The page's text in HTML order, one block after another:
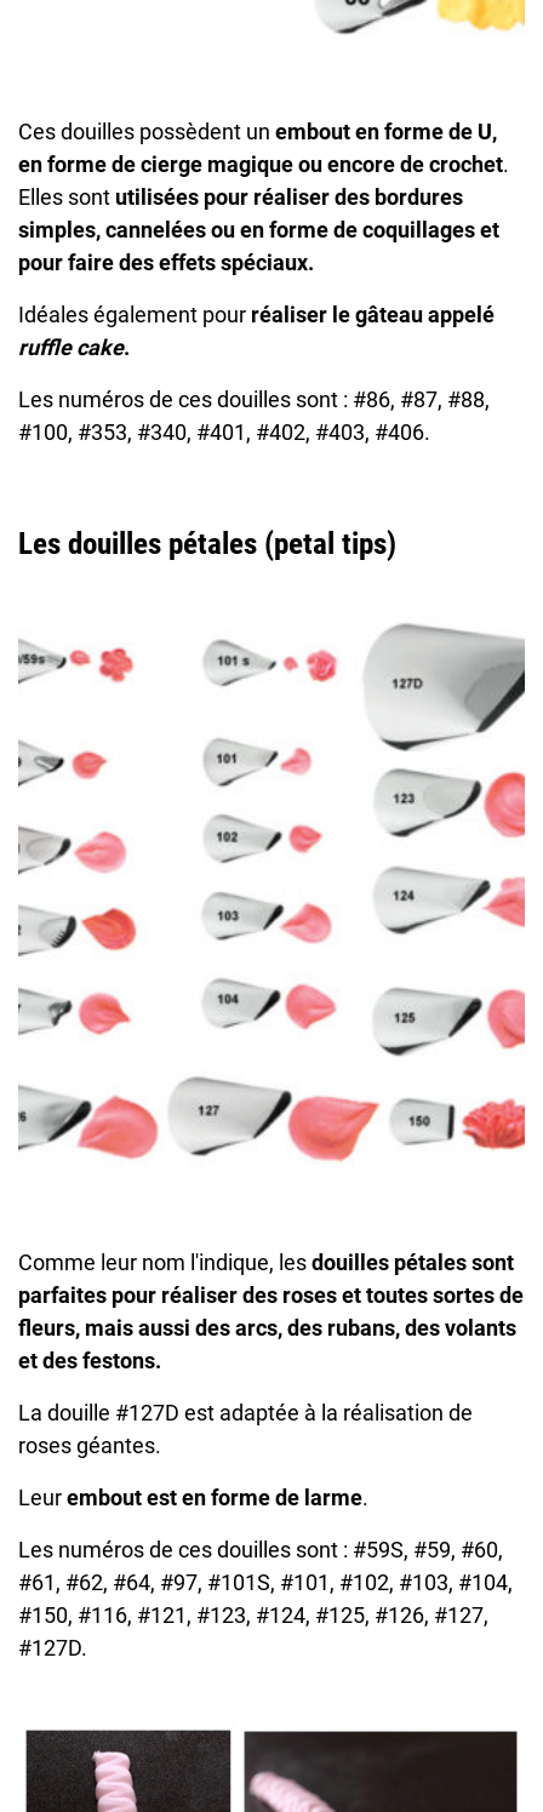
Ces douilles possèdent un embout en forme de U,
en forme de cierge magique ou encore de crochet.
Elles sont utilisées pour réaliser des bordures
simples, cannelées ou en forme de coquillages et
pour faire des effets spéciaux.
Idéales également pour réaliser le gâteau appelé
ruffle cake.
Les numéros de ces douilles sont : #86, #87, #88,
#100, #353, #340, #401, #402, #403, #406.
Les douilles pétales (petal tips)
Comme leur nom l'indique, lesdouilles pétalessont
parfaites pour réaliser des roses et toutes sortes de
fleurs, mais aussi des arcs, des rubans, des volants
et des festons.
La douille #127D est adaptée à la réalisation de
roses géantes.
Leurembout est en forme de larme.
Les numéros de ces douilles sont : #59S, #59, #60,
#61, #62, #64, #97, #101S, #101, #102, #103, #104,
#150, #116, #121, #123, #124, #125, #126, #127,
#127D.